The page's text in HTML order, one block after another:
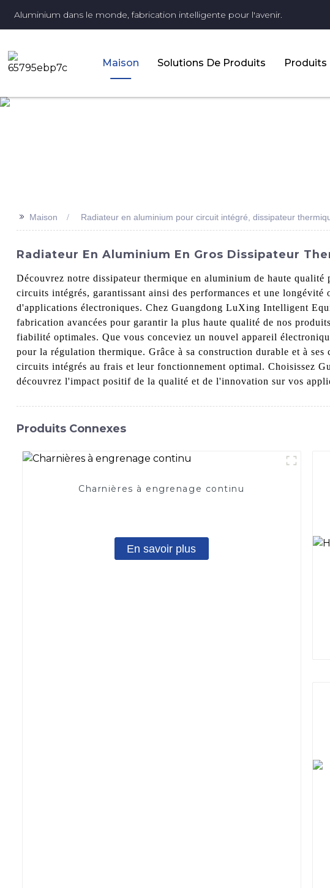
Aluminium dans le monde, fabrication intelligente pour l'avenir.
Maison Solutions De Produits Produits
>> Maison Radiateur en aluminium pour circuit intégré, dissipateur
Radiateur En Aluminium En Gros Dissipateur
Découvrez notre dissipateur thermique en aluminium de haute
circuits intégrés, garantissant ainsi des performances et une
d'applications électroniques. Chez Guangdong LuXing Intelligent
fabrication avancées pour garantir la plus haute qualité de nos
fiabilité optimales. Que vous conceviez un nouvel appareil
pour la régulation thermique. Grâce à sa construction durable et à
circuits intégrés au frais et leur fonctionnement optimal. Choisissez
découvrez l'impact positif de la qualité et de l'innovation sur vos
Produits Connexes
Charnières à engrenage continu
En savoir plus